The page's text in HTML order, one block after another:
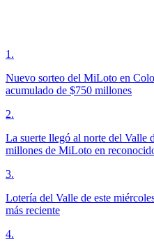
1 .
Nuevo sorteo del MiLoto en
acumulado de $750 millones
2.
La suerte llegó al norte del Valle
millones de MiLoto en
3.
Lotería del Valle de este
más reciente
4.